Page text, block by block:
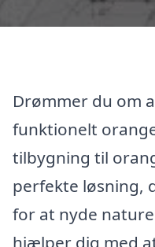
Drømmer du om
funktionelt
tilbygning til
perfekte løsning,
for at nyde
hjælper dig med